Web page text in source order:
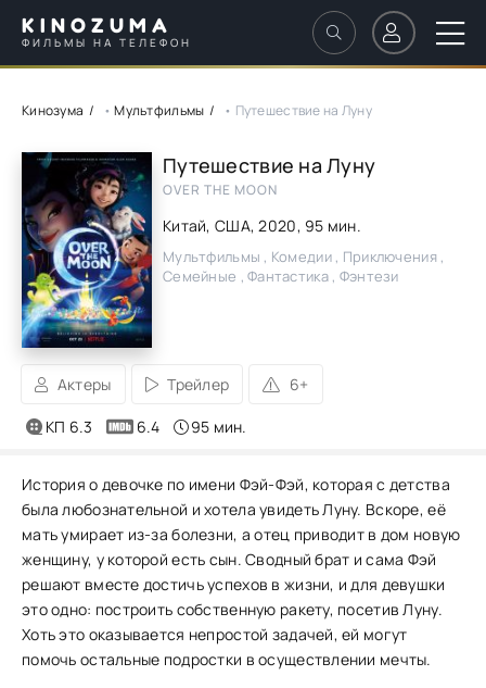
KINOZUMA
ФИЛЬМЫ НА ТЕЛЕФОН
Кинозума •Мультфильмы • Путешествие на Луну
Путешествие на Луну
OVER THE MOON
Китай, США,2020, 95 мин.
Мультфильмы , Комедии , Приключения ,
Семейные , Фантастика , Фэнтези
Актеры Трейлер 6+
КП 6.3 6.4 95 мин.
История о девочке по имени Фэй-Фэй, которая с детства
была любознательной и хотела увидеть Луну. Вскоре, её
мать умирает из-за болезни, а отец приводит в дом новую
женщину, у которой есть сын. Сводный брат и сама Фэй
решают вместе достичь успехов в жизни, и для девушки
это одно: построить собственную ракету, посетив Луну.
Хоть это оказывается непростой задачей, ей могут
помочь остальные подростки в осуществлении мечты.